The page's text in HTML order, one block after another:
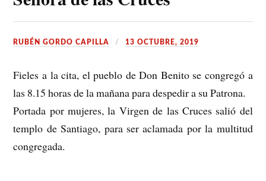
RUBÉN GORDO CAPILLA 13 OCTUBRE, 2019
Fieles a la cita, el pueblo de Don Benito se congregó a
las 8.15 horas de la mañana para despedir a su Patrona.
Portada por mujeres, la Virgen de las Cruces salió del
templo de Santiago, para ser aclamada por la multitud
congregada.